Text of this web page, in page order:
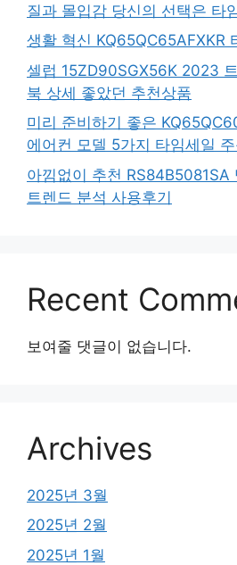
질과 몰입감 당신의 선택은 타
생활 혁신 KQ65QC65AFXKR
셀럽 15ZD90SGX56K 2023
북 상세 좋았던 추천상품
미리 준비하기 좋은
에어컨 모델 5가지 타임세일
아낌없이 추천
트렌드 분석 사용후기
Recent
보여줄 댓글이 없습니다.
Archives
2025년 3월
2025년 2월
2025년 1월